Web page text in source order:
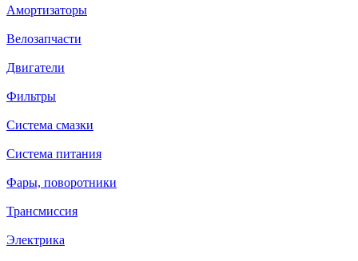
Амортизаторы
Велозапчасти
Двигатели
Фильтры
Система смазки
Система питания
Фары, поворотники
Трансмиссия
Электрика